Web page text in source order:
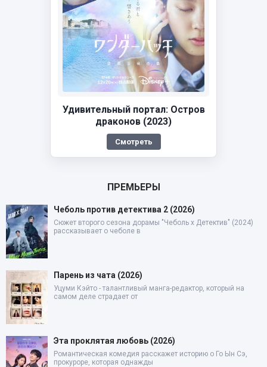
Удивительный портал: Остров
драконов (2023)
Смотреть
ПРЕМЬЕРЫ
Чеболь против детектива 2 (2026)
Сюжет второго сезона дорамы "Чеболь x Детектив" (2024)
рассказывает о чеболе в
Парень из чата (2026)
Уцуми Кэйто - талантливый манга-редактор, который на
самом деле страдает от
Эта проклятая любовь (2026)
Романтическая комедия расскажет историю о Го Ын Сэ,
прокуроре, которая однажды